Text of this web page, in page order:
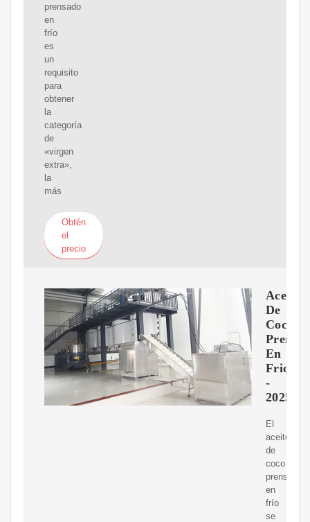
prensado
en
frío
es
un
requisito
para
obtener
la
categoría
de
«virgen
extra»,
la
más
Obtén
el
precio
Aceite
De
Coco
En
Frio
-
2025
El
aceite
de
coco
prensado
en
frío
se